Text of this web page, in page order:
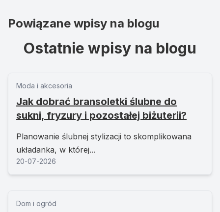
Powiązane wpisy na blogu
Ostatnie wpisy na blogu
Moda i akcesoria
Jak dobrać bransoletki ślubne do
sukni, fryzury i pozostałej biżuterii?
Planowanie ślubnej stylizacji to skomplikowana
układanka, w której...
20-07-2026
Dom i ogród